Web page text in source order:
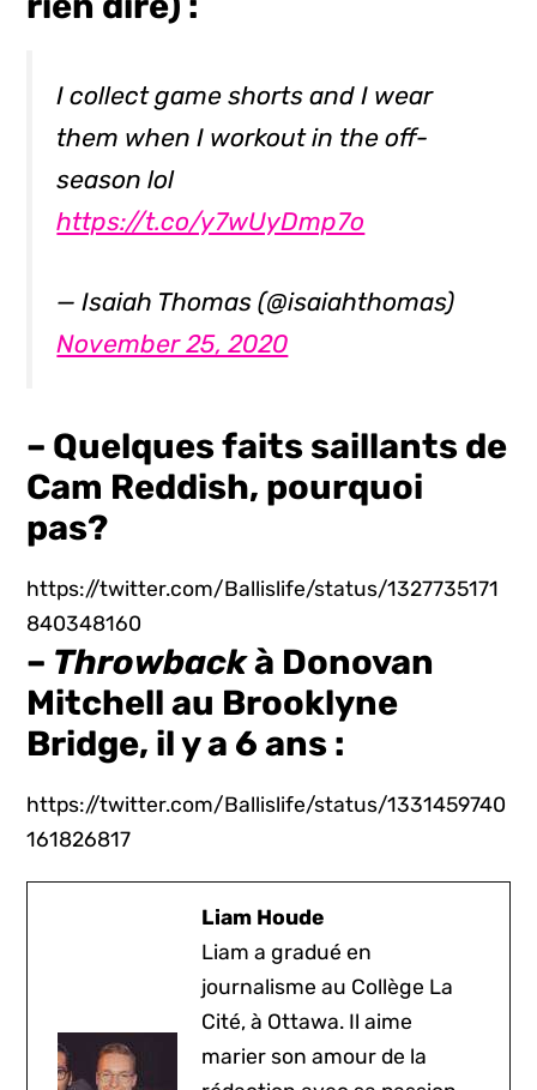
I collect game shorts and I wear
them when I workout in the off-
season lol
https://t.co/y7wUyDmp7o
— Isaiah Thomas (@isaiahthomas)
November 25, 2020
– Quelques faits saillants de
Cam Reddish, pourquoi
pas?
https://twitter.com/Ballislife/status/1327735171
840348160
– Throwbackà Donovan
Mitchell au Brooklyne
Bridge, il y a 6 ans :
https://twitter.com/Ballislife/status/1331459740
161826817
Liam Houde
Liam a gradué en
journalisme au Collège La
Cité, à Ottawa. Il aime
marier son amour de la